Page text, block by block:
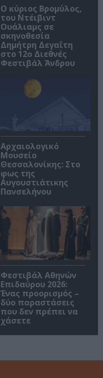
O κύριος Βρομύλος,
του Ντέιβιντ
Ουάλιαμς σε
σκηνοθεσία
Δημήτρη Δεγαΐτη
στο 12ο Διεθνές
Φεστιβάλ Άνδρου
Αρχαιολογικό
Μουσείο
Θεσσαλονίκης: Στο
φως της
Αυγουστιάτικης
Πανσελήνου
Φεστιβάλ Αθηνών
Επιδαύρου 2026:
Ένας προορισμός –
δύο παραστάσεις
που δεν πρέπει να
χάσετε